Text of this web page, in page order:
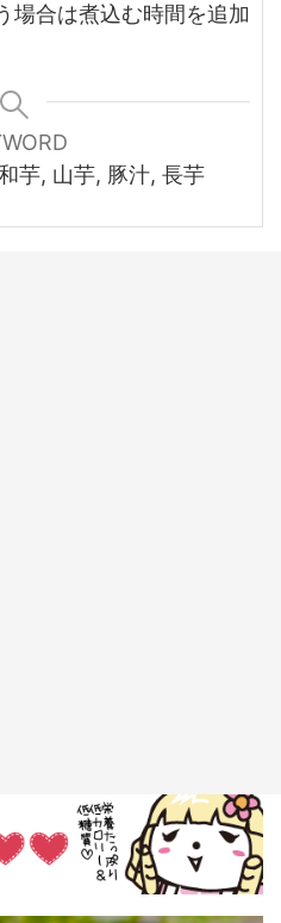
場合は煮込む時間を追加
芋, 山芋, 豚汁, 長芋